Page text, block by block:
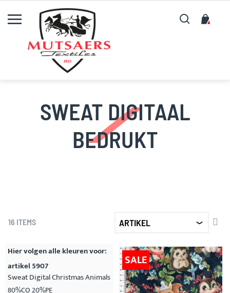
Zoeken
SWEAT DIGITAAL
BEDRUKT
16 ITEMS
Hier volgen alle kleuren voor:
artikel 5907
Sweat Digital Christmas Animals
80%CO 20%PE
SALE